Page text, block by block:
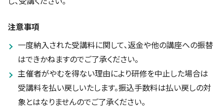
注意事項
一度納入された受講料に関して、返金や他の講座への振替
はできかねますのでご了承ください。
主催者がやむを得ない理由により研修を中止した場合は
受講料を払い戻しいたします。振込手数料は払い戻しの対
象とはなりませんのでご了承ください。